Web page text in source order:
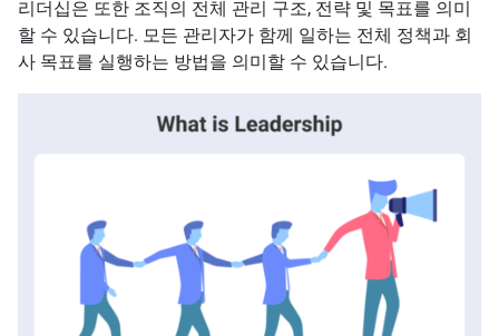
리더십은 또한 조직의 전체 관리 구조, 전략 및 목표를 의미
할 수 있습니다. 모든 관리자가 함께 일하는 전체 정책과 회
사 목표를 실행하는 방법을 의미할 수 있습니다.